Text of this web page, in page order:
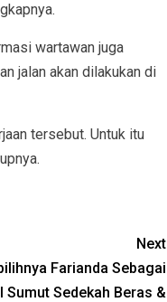
wartawan juga
jalan akan dilakukan di
tersebut. Untuk itu
Next
Farianda Sebagai
Sumut Sedekah Beras &